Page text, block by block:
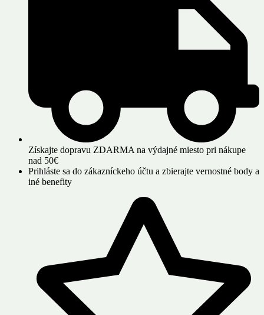
Získajte dopravu ZDARMA na výdajné miesto pri nákupe
nad 50€
Prihláste sa do zákazníckeho účtu a zbierajte vernostné body a
iné benefity